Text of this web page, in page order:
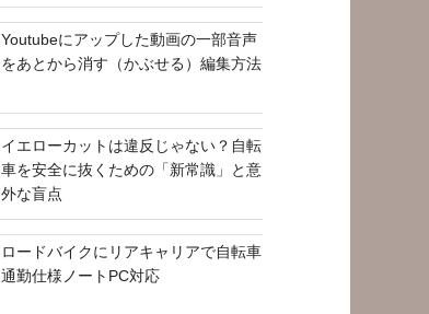
Youtubeにアップした動画の一部音声
をあとから消す（かぶせる）編集方法
イエローカットは違反じゃない？自転
車を安全に抜くための「新常識」と意
外な盲点
ロードバイクにリアキャリアで自転車
通勤仕様ノートPC対応